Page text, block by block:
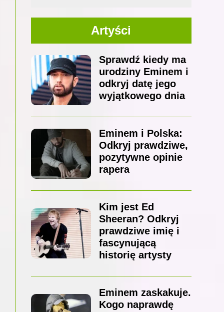
Artyści
Sprawdź kiedy ma
urodziny Eminem i
odkryj datę jego
wyjątkowego dnia
Eminem i Polska:
Odkryj prawdziwe,
pozytywne opinie
rapera
Kim jest Ed
Sheeran? Odkryj
prawdziwe imię i
fascynującą
historię artysty
Eminem zaskakuje.
Kogo naprawdę